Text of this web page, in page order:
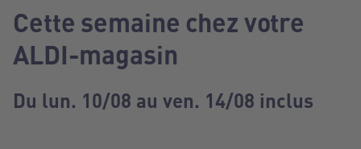
Cette semaine chez votre
ALDI-magasin
Du lun. 10/08 au ven. 14/08 inclus